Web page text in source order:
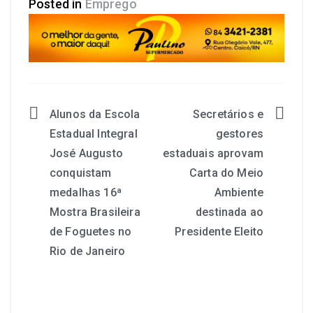
Posted in Emprego
Alunos da Escola
Estadual Integral
José Augusto
conquistam
medalhas 16ª
Mostra Brasileira
de Foguetes no
Rio de Janeiro
Secretários e
gestores
estaduais aprovam
Carta do Meio
Ambiente
destinada ao
Presidente Eleito